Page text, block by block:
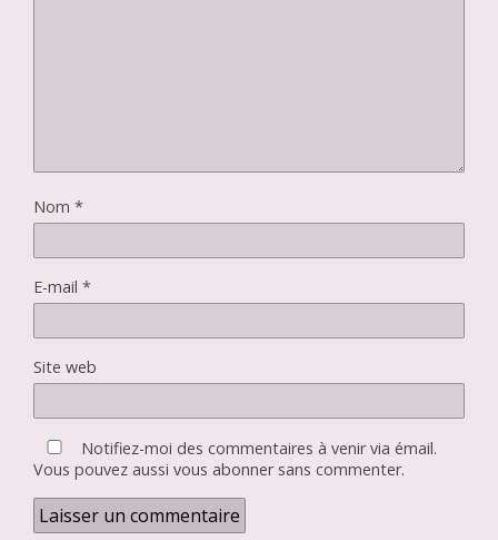
Nom *
E-mail *
Site web
Notifiez-moi des commentaires à venir via émail.
Vous pouvez aussi vous abonnersans commenter.